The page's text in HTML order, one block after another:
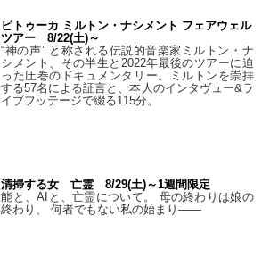
ビトゥーカ ミルトン・ナシメント フェアウェル
ツアー 8/22(土)～
“神の声” と称される伝説的音楽家ミルトン・ナ
シメント、その半生と2022年最後のツアーに迫
った圧巻のドキュメンタリー。ミルトンを崇拝
する57名による証言と、本人のインタヴュー&ラ
イブフッテージで綴る115分。
清掃する女 亡霊 8/29(土)～1週間限定
能と、AIと、亡霊について。 母の終わりは娘の
終わり、 何者でもない私の始まり――